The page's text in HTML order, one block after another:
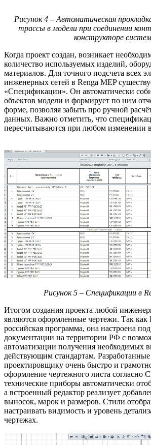
Рисунок 4 – Автоматическая
трассы в модели при соединении
конструкторе систем
Когда проект создан, возникает
количество используемых изделий,
материалов. Для точного подсчета всех
инженерных сетей в Renga MEP
«Спецификации». Он автоматически
объектов модели и формирует по ним
форме, позволяя забыть про ручной
данных. Важно отметить, что
пересчитываются при любом изменении
Рисунок 5 – Спецификации в
Итогом создания проекта любой
являются оформленные чертежи. Так
российская программа, она настроена
документации на территории РФ с
автоматизации получения необходимых
действующим стандартам.
проектировщику очень быстро и
оформление чертежного листа
технические приборы автоматически
а встроенный редактор реализует
выносок, марок и размеров. Стили
настраивать видимость и уровень
чертежах.